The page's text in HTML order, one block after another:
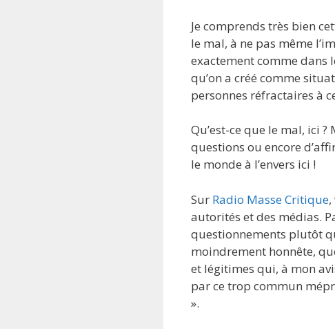
Je comprends très bien
le mal, à ne pas même
exactement comme dans
qu’on a créé comme
personnes réfractaires à
Qu’est-ce que le mal, ici
questions ou encore
le monde à l’envers ici !
Sur Radio Masse Critique
autorités et des médias.
questionnements plutôt
moindrement honnête,
et légitimes qui, à mon
par ce trop commun
».